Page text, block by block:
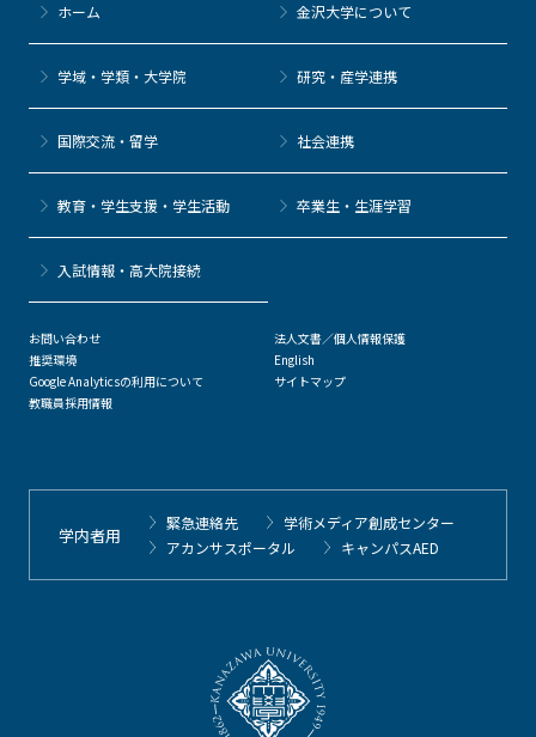
ホーム 金沢大学について
学域・学類・大学院 研究・産学連携
国際交流・留学 社会連携
教育・学生支援・学生活動 卒業生・生涯学習
⼊試情報・高大院接続
お問い合わせ
推奨環境
Google Analyticsの利用について
教職員採用情報
法人文書／個人情報保護
English
サイトマップ
学内者用
緊急連絡先
学術メディア創成センター
アカンサスポータル
キャンパスAED